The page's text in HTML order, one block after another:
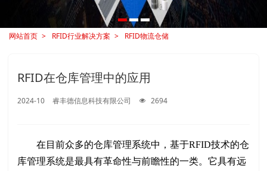
网站首页 RFID行业解决方案 RFID物流仓储
RFID在仓库管理中的应用
2024-10 睿丰德信息科技有限公司 2694
在目前众多的仓库管理系统中，基于RFID技术的仓
库管理系统是最具有革命性与前瞻性的一类。它具有远